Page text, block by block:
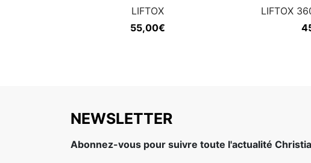
LIFTOX
55,00€
LIFTOX
NEWSLETTER
Abonnez-vous pour suivre toute l'actualité